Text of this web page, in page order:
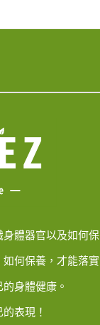
體器官以及如何保
何保養，才能落實
身體健康。
表現！